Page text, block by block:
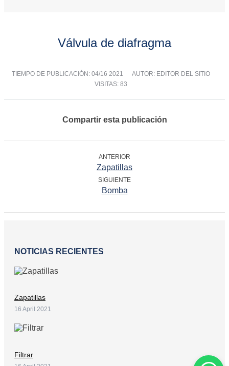
Válvula de diafragma
TIEMPO DE PUBLICACIÓN: 04/16 2021
AUTOR: EDITOR DEL SITIO
VISITAS: 83
Compartir esta publicación
ANTERIOR
Zapatillas
SIGUIENTE
Bomba
NOTICIAS RECIENTES
Zapatillas
16 April 2021
Filtrar